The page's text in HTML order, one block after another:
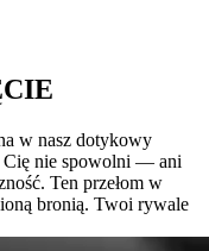
w nasz dotykowy
Cię nie spowolni — ani
Ten przełom w
bronią. Twoi rywale